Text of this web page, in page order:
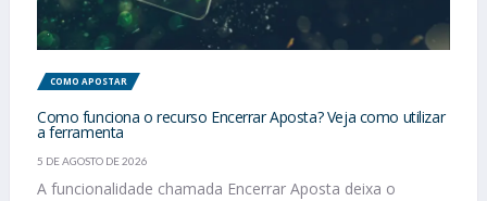
COMO APOSTAR
Como funciona o recurso Encerrar Aposta? Veja como utilizar
a ferramenta
5 DE AGOSTO DE 2026
A funcionalidade chamada Encerrar Aposta deixa o